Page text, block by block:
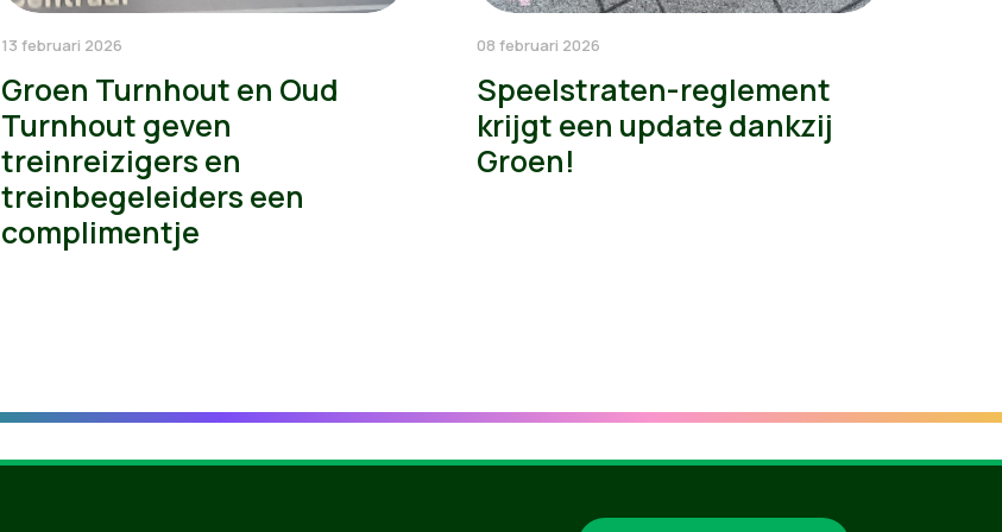
13 februari 2026
Groen Turnhout en Oud
Turnhout geven
treinreizigers en
treinbegeleiders een
complimentje
08 februari 2026
Speelstraten-reglement
krijgt een update dankzij
Groen!